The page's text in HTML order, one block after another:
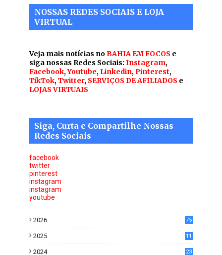
NOSSAS REDES SOCIAIS E LOJA
VIRTUAL
Veja mais notícias noBAHIA EM FOCOS e
siga nossas Redes Sociais: Instagram,
Facebook,Youtube, Linkedin,Pinterest,
TikTok,Twitter, SERVIÇOS DE AFILIADOS e
LOJAS VIRTUAIS
Siga, Curta e Compartilhe Nossas
Redes Sociais
facebook
twitter
pinterest
instagram
instagram
youtube
2026 75
2025
11
2024 23